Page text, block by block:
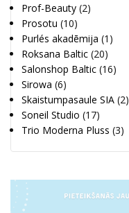
Prof-Beauty (2)
Prosotu (10)
Purlés akadēmija (1)
Roksana Baltic (20)
Salonshop Baltic (16)
Sirowa (6)
Skaistumpasaule SIA (2)
Soneil Studio (17)
Trio Moderna Pluss (3)